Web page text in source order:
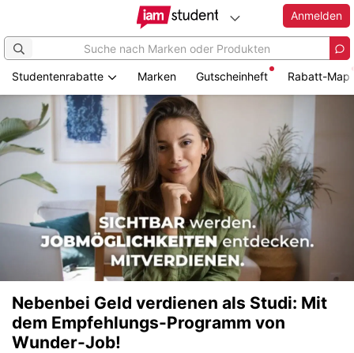
Anmelden
Studentenrabatte Marken Gutscheinheft Rabatt-Map
Nebenbei Geld verdienen als Studi: Mit
dem Empfehlungs-Programm von
Wunder-Job!